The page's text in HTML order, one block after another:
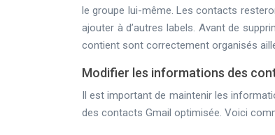
le groupe lui-même. Les contacts
ajouter à d’autres labels. Avant de
contient sont correctement organisés
Modifier les informations des
Il est important de maintenir les
des contacts Gmail optimisée. Voici